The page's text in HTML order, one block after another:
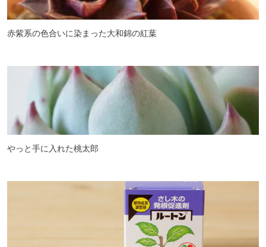
赤紫系の色合いに染まった大和錦の紅葉
やっと手に入れた桃太郎